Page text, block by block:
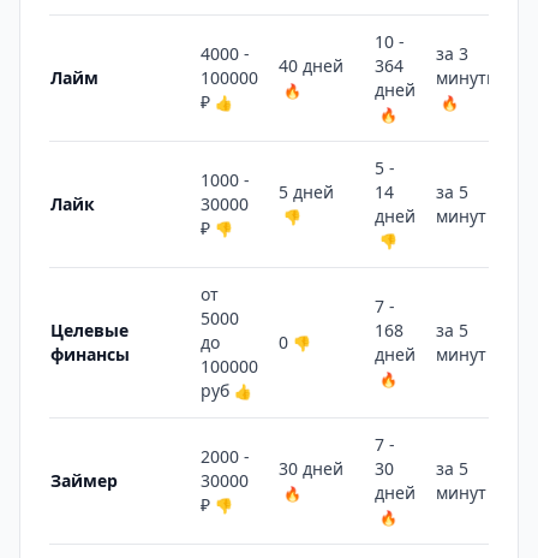
Лайм
4000 -
100000
₽ 👍
40 дней
🔥
10 -
364
дней
🔥
за 3
минуты
🔥
Лайк
1000 -
30000
₽ 👎
5 дней
👎
5 -
14
дней
👎
за 5
минут
Целевые
финансы
от
5000
до
100000
руб 👍
0 👎
7 -
168
дней
🔥
за 5
минут
Займер
2000 -
30000
₽ 👎
30 дней
🔥
7 -
30
дней
🔥
за 5
минут